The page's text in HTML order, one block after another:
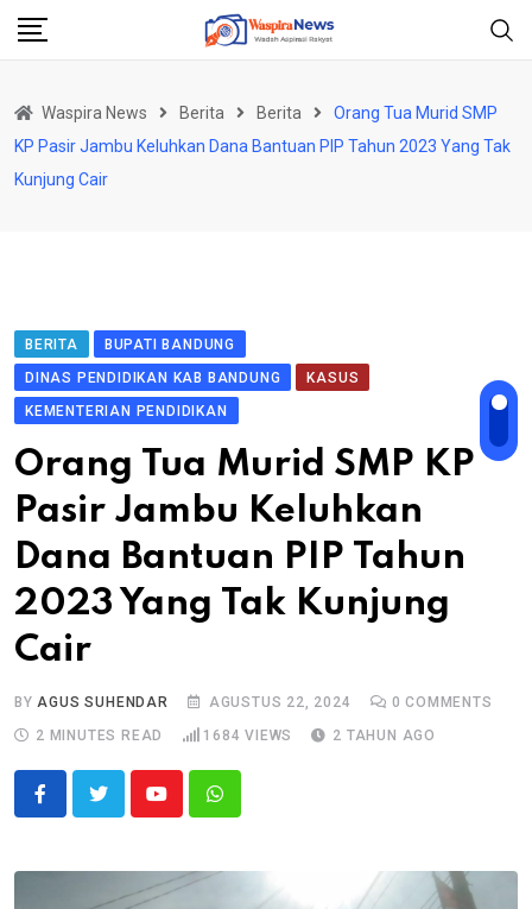
Skip
Waspira News Berita Berita
Orang Tua Murid SMP
KP Pasir Jambu Keluhkan Dana Bantuan PIP Tahun 2023 Yang Tak
Kunjung Cair
BERITA
BUPATI BANDUNG
DINAS PENDIDIKAN KAB BANDUNG
KASUS
KEMENTERIAN PENDIDIKAN
Orang Tua Murid SMP KP
Pasir Jambu Keluhkan
Dana Bantuan PIP Tahun
2023 Yang Tak Kunjung
Cair
BYAGUS SUHENDAR AGUSTUS 22, 2024 0 COMMENTS
2 MINUTES READ
1684 VIEWS 2 TAHUN AGO
YoutubeWhatsapp